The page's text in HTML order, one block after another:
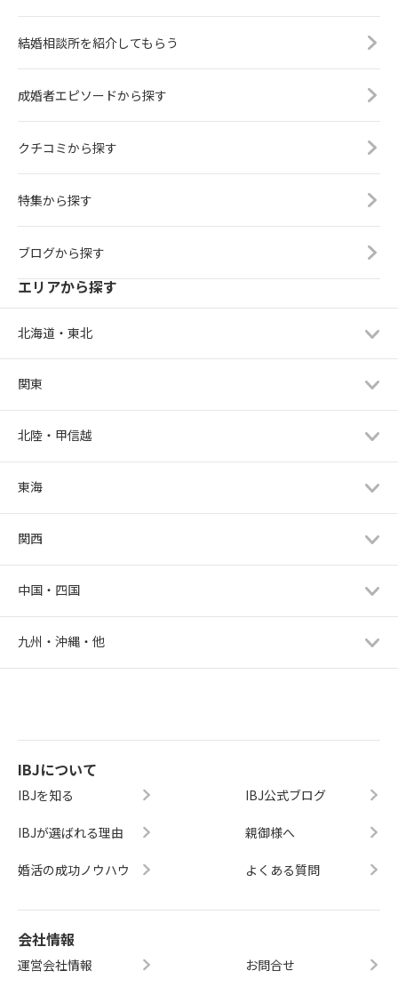
結婚相談所を紹介してもらう
成婚者エピソードから探す
クチコミから探す
特集から探す
ブログから探す
エリアから探す
北海道・東北
関東
北陸・甲信越
東海
関西
中国・四国
九州・沖縄・他
IBJについて
IBJを知る
IBJが選ばれる理由
婚活の成功ノウハウ
IBJ公式ブログ
親御様へ
よくある質問
会社情報
運営会社情報 お問合せ